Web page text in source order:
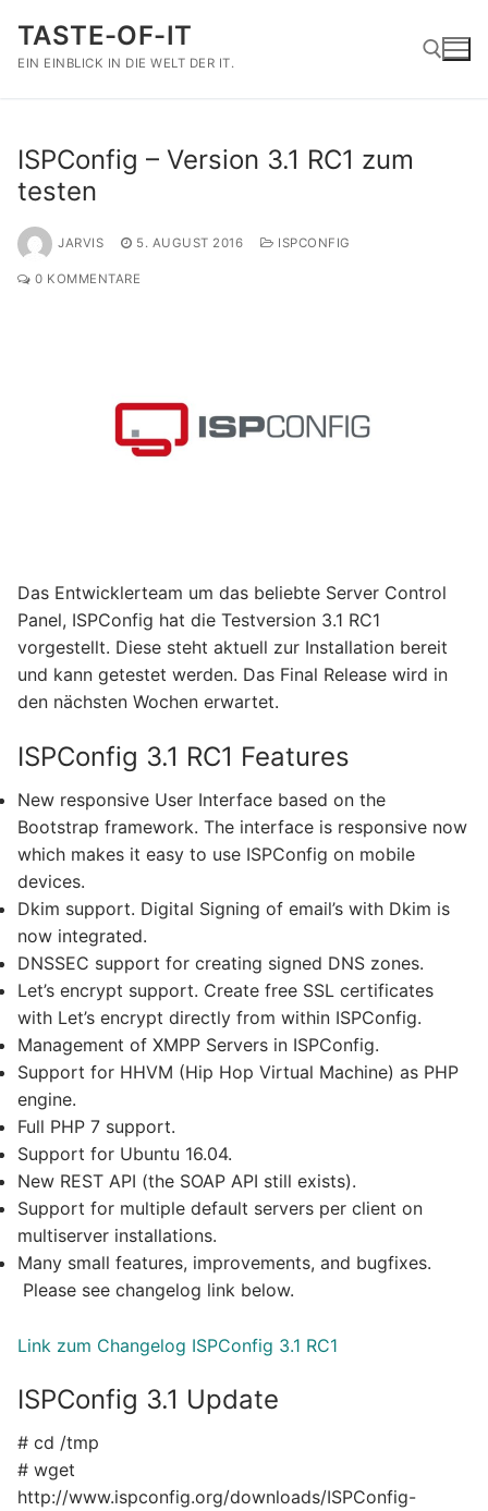
Inhalt
springen
TASTE-OF-IT
EIN EINBLICK IN DIE WELT DER IT.
ISPConfig – Version 3.1 RC1 zum
testen
JARVIS 5. AUGUST 2016 ISPCONFIG
0 KOMMENTARE
Das Entwicklerteam um das beliebte Server Control
Panel, ISPConfig hat die Testversion 3.1 RC1
vorgestellt. Diese steht aktuell zur Installation bereit
und kann getestet werden. Das Final Release wird in
den nächsten Wochen erwartet.
ISPConfig 3.1 RC1 Features
New responsive User Interface based on the
Bootstrap framework. The interface is responsive now
which makes it easy to use ISPConfig on mobile
devices.
Dkim support. Digital Signing of email’s with Dkim is
now integrated.
DNSSEC support for creating signed DNS zones.
Let’s encrypt support. Create free SSL certificates
with Let’s encrypt directly from within ISPConfig.
Management of XMPP Servers in ISPConfig.
Support for HHVM (Hip Hop Virtual Machine) as PHP
engine.
Full PHP 7 support.
Support for Ubuntu 16.04.
New REST API (the SOAP API still exists).
Support for multiple default servers per client on
multiserver installations.
Many small features, improvements, and bugfixes.
Please see changelog link below.
Link zum Changelog ISPConfig 3.1 RC1
ISPConfig 3.1 Update
# cd /tmp
# wget
http://www.ispconfig.org/downloads/ISPConfig-